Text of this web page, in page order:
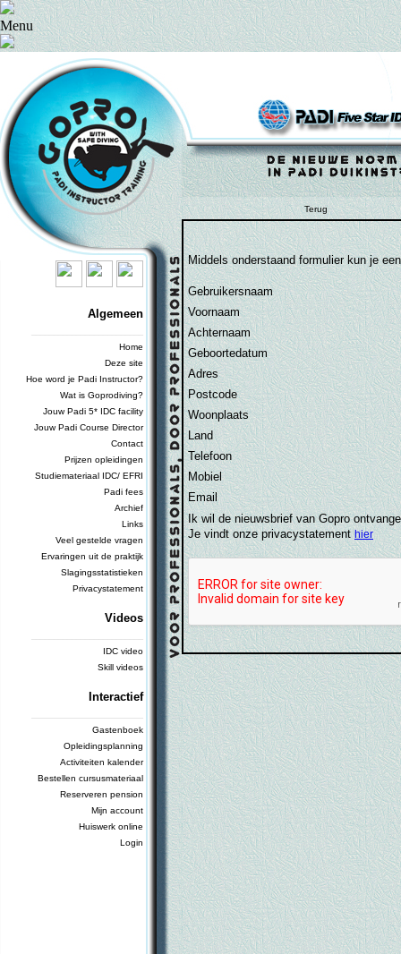
Menu
Algemeen
Home
Deze site
Hoe word je Padi Instructor?
Wat is Goprodiving?
Jouw Padi 5* IDC facility
Jouw Padi Course Director
Contact
Prijzen opleidingen
Studiemateriaal IDC/ EFRI
Padi fees
Archief
Links
Veel gestelde vragen
Ervaringen uit de praktijk
Slagingsstatistieken
Privacystatement
Videos
IDC video
Skill videos
Interactief
Gastenboek
Opleidingsplanning
Activiteiten kalender
Bestellen cursusmateriaal
Reserveren pension
Mijn account
Huiswerk online
Login
Terug
Middels onderstaand formulier kun je
Gebruikersnaam
Voornaam
Achternaam
Geboortedatum
Adres
Postcode
Woonplaats
Land
Telefoon
Mobiel
Email
Ik wil de nieuwsbrief van Gopro
Je vindt onze privacystatementhier